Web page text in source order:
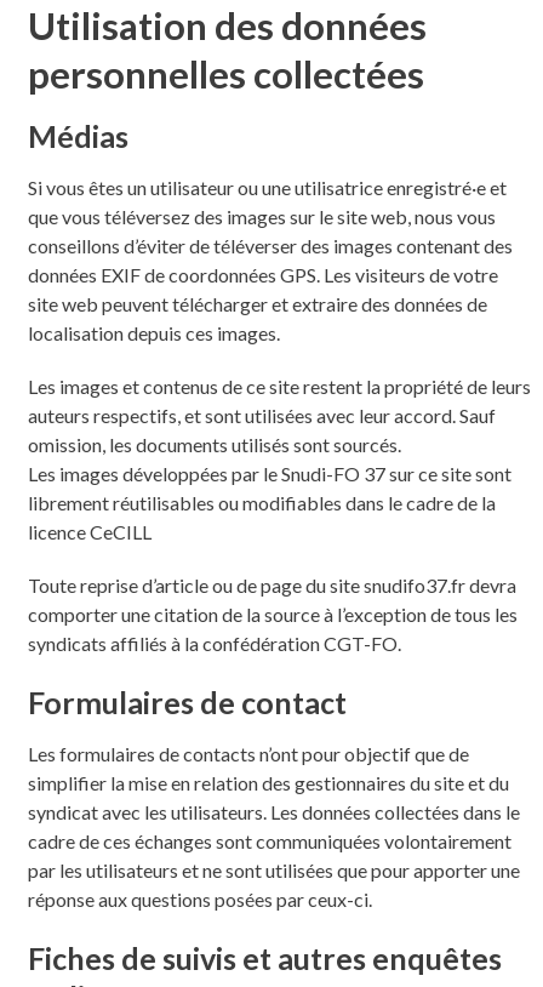
Utilisation des données
personnelles collectées
Médias
Si vous êtes un utilisateur ou une utilisatrice enregistré·e et
que vous téléversez des images sur le site web, nous vous
conseillons d’éviter de téléverser des images contenant des
données EXIF de coordonnées GPS. Les visiteurs de votre
site web peuvent télécharger et extraire des données de
localisation depuis ces images.
Les images et contenus de ce site restent la propriété de leurs
auteurs respectifs, et sont utilisées avec leur accord. Sauf
omission, les documents utilisés sont sourcés.
Les images développées par le Snudi-FO 37 sur ce site sont
librement réutilisables ou modifiables dans le cadre de la
licence CeCILL
Toute reprise d’article ou de page du site snudifo37.fr devra
comporter une citation de la source à l’exception de tous les
syndicats affiliés à la confédération CGT-FO.
Formulaires de contact
Les formulaires de contacts n’ont pour objectif que de
simplifier la mise en relation des gestionnaires du site et du
syndicat avec les utilisateurs. Les données collectées dans le
cadre de ces échanges sont communiquées volontairement
par les utilisateurs et ne sont utilisées que pour apporter une
réponse aux questions posées par ceux-ci.
Fiches de suivis et autres enquêtes